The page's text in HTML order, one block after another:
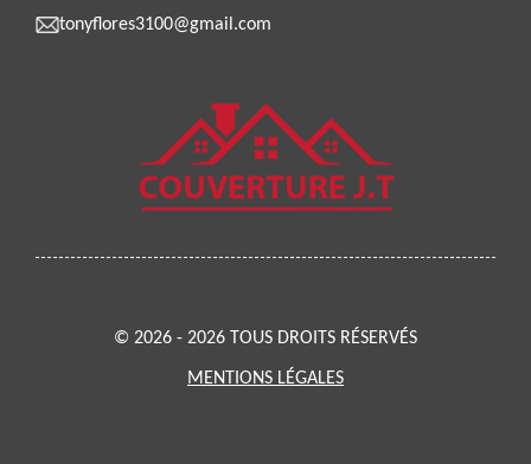
tonyflores3100@gmail.com
© 2026 - 2026 TOUS DROITS RÉSERVÉS
MENTIONS LÉGALES